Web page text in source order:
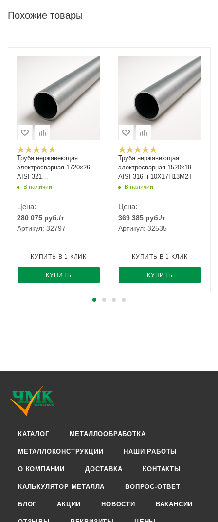
Похожие товары
Труба нержавеющая
электросварная 1720х26
AISI 321
12Х18Н10Т/08Х18Н10Т
В наличии
Цена:
280 075 руб./т
Артикул: 32797
КУПИТЬ
КУПИТЬ В 1 КЛИК
Труба нержавеющая
электросварная 1520х19
AISI 316Ti 10Х17Н13М2Т
В наличии
Цена:
369 385 руб./т
Артикул: 32535
КУПИТЬ
КУПИТЬ В 1 КЛИК
КАТАЛОГ МЕТАЛЛООБРАБОТКА
МЕТАЛЛОКОНСТРУКЦИИ НАШИ РАБОТЫ
О КОМПАНИИ ДОСТАВКА КОНТАКТЫ
КАЛЬКУЛЯТОР МЕТАЛЛА ВОПРОС-ОТВЕТ
БЛОГ АКЦИИ НОВОСТИ ВАКАНСИИ